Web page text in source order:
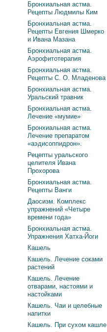
Бронхиальная астма.
Рецепты Людмилы Ким
Бронхиальная астма.
Рецепты Евгения Шмерко
и Ивана Мазана
Бронхиальная астма.
Аэрофитотерапия
Бронхиальная астма.
Рецепты С. О. Младенова
Бронхиальная астма.
Уральский травник
Бронхиальная астма.
Лечение «мумие»
Бронхиальная астма.
Лечение препаратом
«аэдисоппидрон».
Рецепты уральского
целителя Ивана
Прохорова
Бронхиальная астма.
Рецепты Ванги
Даосизм. Комплекс
упражнений «Четыре
времени года»
Бронхиальная астма.
Упражнения Хатха-Йоги
Кашель
Кашель. Лечение соками
растений
Кашель. Лечение
отварами, настоями и
настойками
Кашель. Чаи и целебные
напитки
Кашель. При сухом кашле